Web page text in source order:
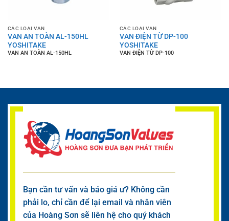
CÁC LOẠI VAN
VAN AN TOÀN AL-150HL
YOSHITAKE
VAN AN TOÀN AL-150HL
CÁC LOẠI VAN
VAN ĐIỆN TỪ DP-100
YOSHITAKE
VAN ĐIỆN TỪ DP-100
Bạn cần tư vấn và báo giá ư? Không cần
phải lo, chỉ cần để lại email và nhân viên
của Hoàng Sơn sẽ liên hệ cho quý khách